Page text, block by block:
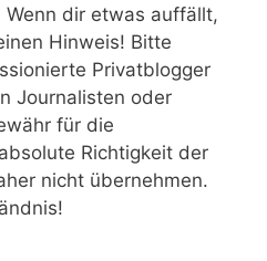
Wenn dir etwas auffällt,
Hinweis! Bitte
Privatblogger
Journalisten oder
für die
Richtigkeit der
nicht übernehmen.